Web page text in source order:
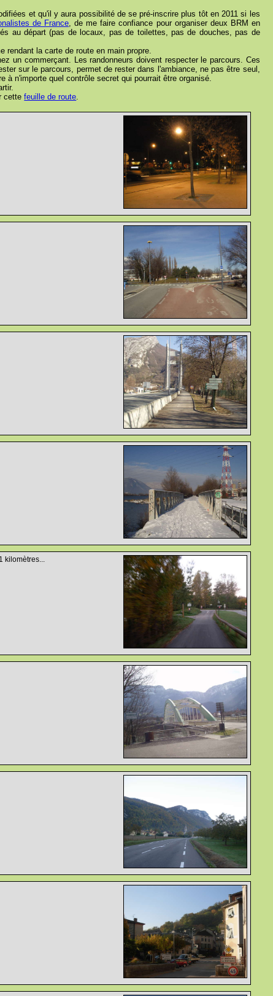
et qu'il y aura possibilité de se pré-inscrire plus tôt en 2011 si les
de France , de me faire confiance pour organiser deux BRM en
au départ (pas de locaux, pas de toilettes, pas de douches, pas de
la carte de route en main propre.
un commerçant. Les randonneurs doivent respecter le parcours. Ces
sur le parcours, permet de rester dans l'ambiance, ne pas être seul,
n'importe quel contrôle secret qui pourrait être organisé.
cettefeuille de route
kilomètres...